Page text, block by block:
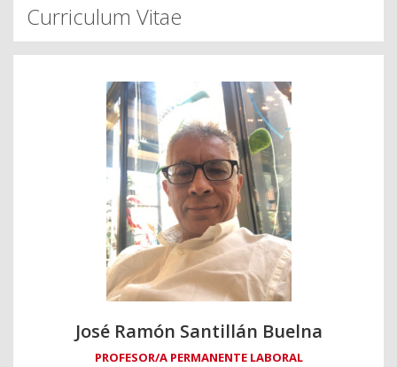
Curriculum Vitae
José Ramón Santillán Buelna
PROFESOR/A PERMANENTE LABORAL